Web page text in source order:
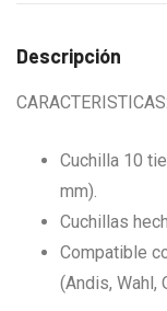
Descripción
CARACTERISTICAS:
Cuchilla 10
mm).
Cuchillas
Compatible
(Andis, Wahl,